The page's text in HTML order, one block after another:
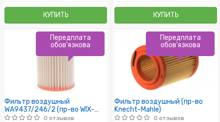
КУПИТЬ КУПИТЬ
Фильтр воздушный
WA9437/246/2 (пр-во WIX-
Filtron)
0 отзывов
Передплата
обов'язкова
Фильтр воздушный (пр-во
Knecht-Mahle)
0 отзывов
Передплата
обов'язкова